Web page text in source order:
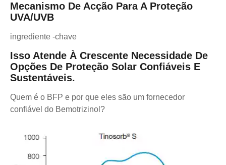
Mecanismo De Acção Para A Proteção
UVA/UVB
ingrediente -chave
Isso Atende À Crescente Necessidade De
Opções De Proteção Solar Confiáveis ​​e
Sustentáveis.
Quem é o BFP e por que eles são um fornecedor
confiável do Bemotrizinol?